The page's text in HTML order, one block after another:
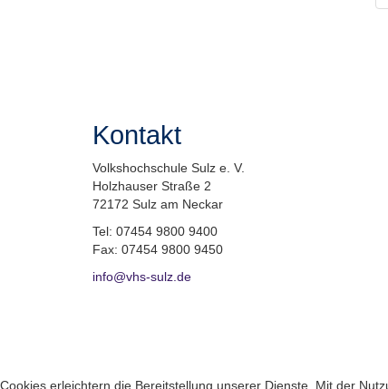
Kontakt
Volkshochschule Sulz e. V.
Holzhauser Straße 2
72172 Sulz am Neckar
Tel: 07454 9800 9400
Fax: 07454 9800 9450
info@vhs-sulz.de
Cookies erleichtern die Bereitstellung unserer Dienste. Mit der